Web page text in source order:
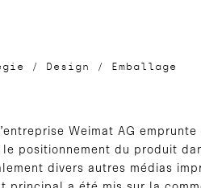
/ Design / Emballage
Weimat AG
positionnement du produit
divers autres médias